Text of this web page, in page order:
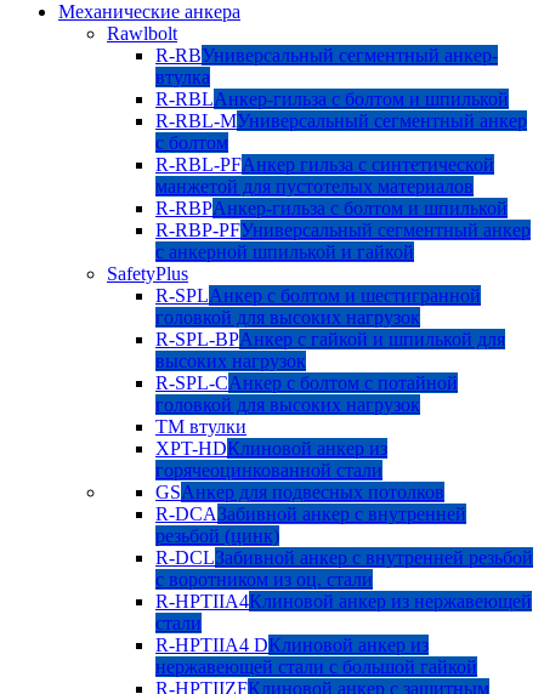
Механические анкера
Rawlbolt
R-RBУниверсальный сегментный анкер-
втулка
R-RBLАнкер-гильза с болтом и шпилькой
R-RBL-MУниверсальный сегментный анкер
с болтом
R-RBL-PFАнкер гильза с синтетической
манжетой для пустотелых материалов
R-RBPАнкер-гильза с болтом и шпилькой
R-RBP-PFУниверсальный сегментный анкер
с анкерной шпилькой и гайкой
SafetyPlus
R-SPLАнкер с болтом и шестигранной
головкой для высоких нагрузок
R-SPL-BPАнкер с гайкой и шпилькой для
высоких нагрузок
R-SPL-CАнкер с болтом с потайной
головкой для высоких нагрузок
TM втулки
XPT-HDКлиновой анкер из
горячеоцинкованной стали
GSАнкер для подвесных потолков
R-DCAЗабивной анкер с внутренней
резьбой (цинк)
R-DCLЗабивной анкер с внутренней резьбой
с воротником из оц. стали
R-HPTIIA4Клиновой анкер из нержавеющей
стали
R-HPTIIA4 DКлиновой анкер из
нержавеющей стали с большой гайкой
R-HPTIIZFКлиновой анкер с защитным